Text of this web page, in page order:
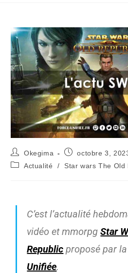
Okegima
octobre 3,
Actualité
/ Star wars The Old
C’est l’actualité
vidéo et mmorpgStar
Republic proposé par
Unifiée.